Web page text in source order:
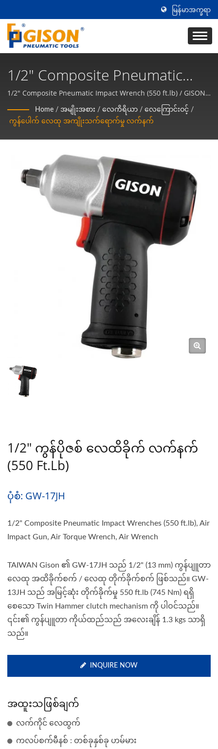
မြန်မာအက္ခရာ
1/2" Composite Pneumatic
Impact Wrenches (550 Ft.lb),
Air Impact Gun, Air Torque
Wrench, Air Wrench /
အရည်အသွေးမြင့် လေထု
ကိရိယာများနှင့် Pneumatic
လက်ကိရိယာများ ထုတ်လုပ်သူ |
1/2" Composite Pneumatic Impact Wrench (550 ft.lb) / GISON
MACHINERY CO., LTD. သည် လေကိရိယာများ / လေထုကိရိယာများ
ထုတ်လုပ်မှုအတွေ့အကြုံ ၅၀ နှစ်ကျော်ရှိပြီး Gison သည် ISO-9001
အရည်အသွေးစနစ်အတည်ပြုချက်ကို ၂၅ နှစ်ကျော်ရရှိခဲ့သည်။ Gison
သည် လေကိရိယာများ / လေထုကိရိယာများ၏ ပရော်ဖက်ရှင်နယ်
Home / အမျိုးအစား / လေကိရိယာ / လေကြောင်းဝင့် /
ကွန်ပေါက် လေထု အကျိုးသက်ရောက်မှု လက်နက်
1/2" ကွန်ပိုဇစ် လေထိခိုက် လက်နက်
(550 Ft.lb)
ပုံစံ: GW-17JH
1/2" Composite Pneumatic Impact Wrenches (550 ft.lb), Air
Impact Gun, Air Torque Wrench, Air Wrench
TAIWAN Gison ၏ GW-17JH သည် 1/2" (13 mm) ကွန်ပျူတာ
လေထု အထိခိုက်စက် / လေထု တိုက်ခိုက်စက် ဖြစ်သည်။ GW-
13JH သည် အမြင့်ဆုံး တိုက်ခိုက်မှု 550 ft.lb (745 Nm) ရရှိ
စေသော Twin Hammer clutch mechanism ကို ပါဝင်သည်။
၎င်း၏ ကွန်ပျူတာ ကိုယ်ထည်သည် အလေးချိန် 1.3 kgs သာရှိ
သည်။
INQUIRE NOW
အထူးသဖြစ်ချက်
လက်ကိုင် လေထွက်
ကလပ်စက်မီနစ် : တစ်ခုနှစ်ခု ဟမ်မား